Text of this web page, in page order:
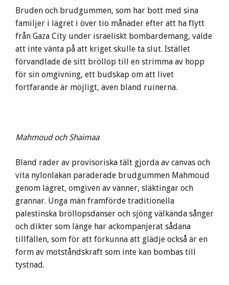
Bruden och brudgummen, som har bott med sina
familjer i lägret i över tio månader efter att ha flytt
från Gaza City under israeliskt bombardemang, valde
att inte vänta på att kriget skulle ta slut. Istället
förvandlade de sitt bröllop till en strimma av hopp
för sin omgivning, ett budskap om att livet
fortfarande är möjligt, även bland ruinerna.
Mahmoud och Shaimaa
Bland rader av provisoriska tält gjorda av canvas och
vita nylonlakan paraderade brudgummen Mahmoud
genom lägret, omgiven av vänner, släktingar och
grannar. Unga män framförde traditionella
palestinska bröllopsdanser och sjöng välkända sånger
och dikter som länge har ackompanjerat sådana
tillfällen, som för att förkunna att glädje också är en
form av motståndskraft som inte kan bombas till
tystnad.